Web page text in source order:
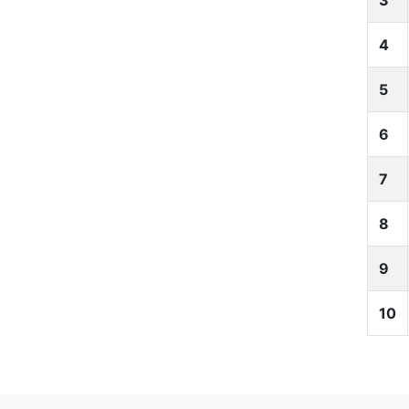
4
5
6
7
8
9
10